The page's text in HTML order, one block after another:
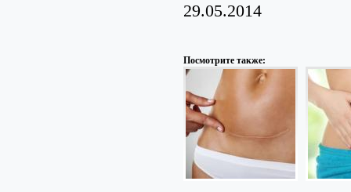
29.05.2014
Посмотрите также: